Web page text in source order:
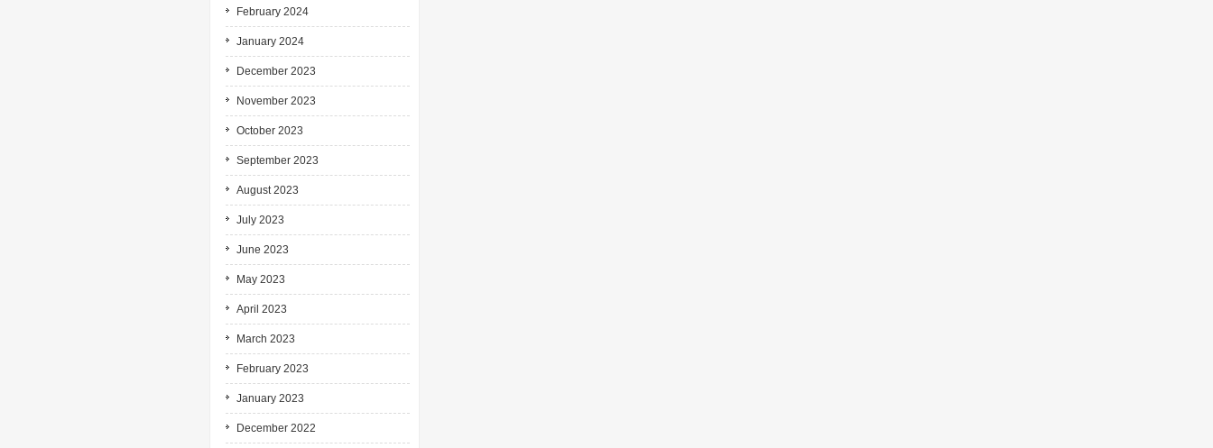
February 2024
January 2024
December 2023
November 2023
October 2023
September 2023
August 2023
July 2023
June 2023
May 2023
April 2023
March 2023
February 2023
January 2023
December 2022